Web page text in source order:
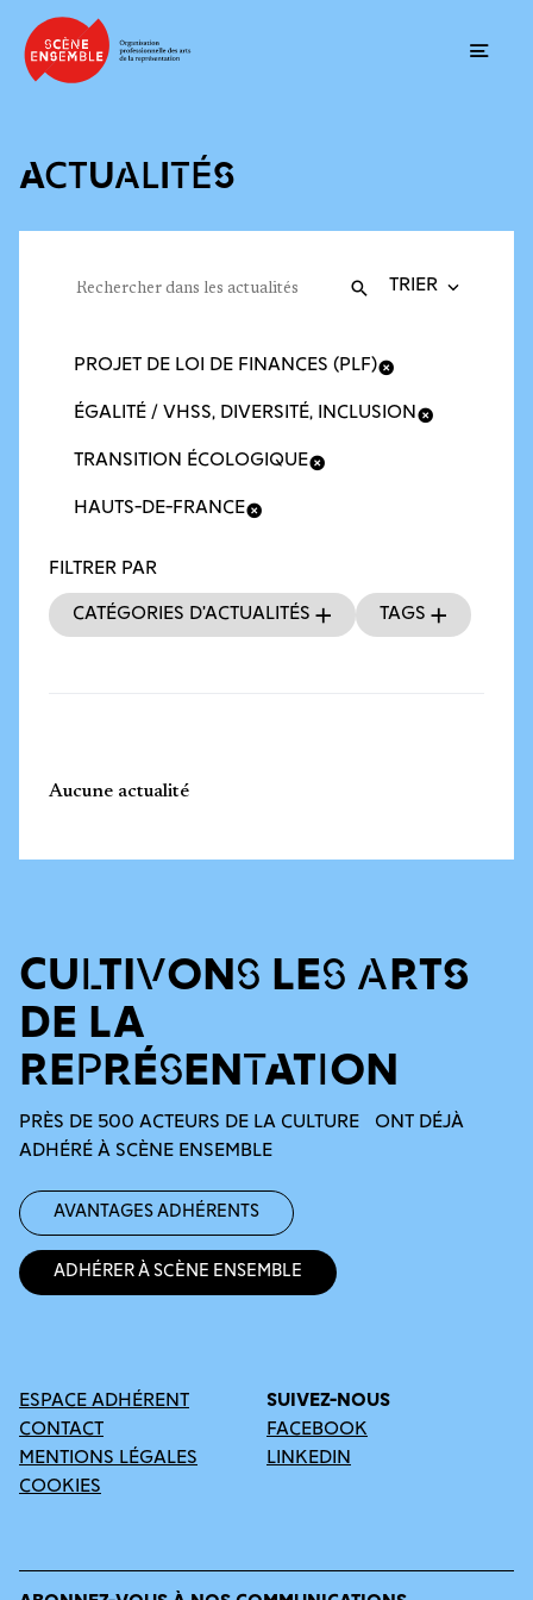
ACTUALITÉS
Recherche
Valider
FILTRER PAR
Catégories d’actualités Tags
PROJET DE LOI DE FINANCES (PLF)
ÉGALITÉ / VHSS, DIVERSITÉ, INCLUSION
TRANSITION ÉCOLOGIQUE
HAUTS-DE-FRANCE
Aucune actualité
CULTIVONS LES ARTS
DE LA
REPRÉSENTATION
PRÈS DE 500 ACTEURS DE LA CULTURE ONT DÉJÀ
ADHÉRÉ À SCÈNE ENSEMBLE
Avantages adhérents
Adhérer à Scène Ensemble
ESPACE ADHÉRENT
CONTACT
MENTIONS LÉGALES
COOKIES
SUIVEZ-NOUS
FACEBOOK
LINKEDIN